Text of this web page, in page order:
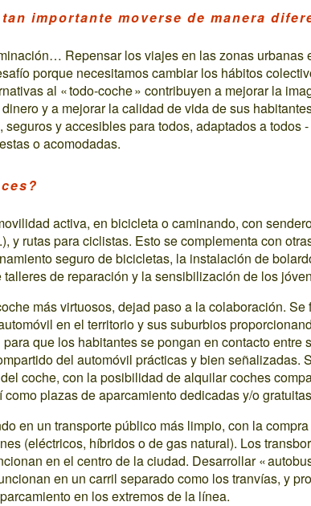
importante moverse de manera
Repensar los viajes en las zonas urbanas
porque necesitamos cambiar los hábitos
al « todo-coche » contribuyen a mejorar la
y a mejorar la calidad de vida de sus
seguros y accesibles para todos, adaptados a todos
o acomodadas.
activa, en bicicleta o caminando, con
y rutas para ciclistas. Esto se complementa con
seguro de bicicletas, la instalación de
de reparación y la sensibilización de los
más virtuosos, dejad paso a la colaboración. Se
en el territorio y sus suburbios
que los habitantes se pongan en contacto entre
del automóvil prácticas y bien señalizadas.
coche, con la posibilidad de alquilar coches
como plazas de aparcamiento dedicadas y/o
en un transporte público más limpio, con la
(eléctricos, híbridos o de gas natural). Los
en el centro de la ciudad. Desarrollar «
en un carril separado como los tranvías, y
en los extremos de la línea.